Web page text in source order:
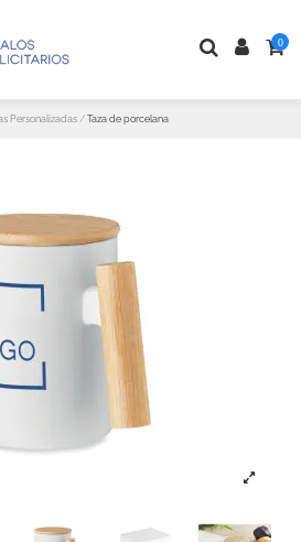
0
Personalizadas Taza de porcelana